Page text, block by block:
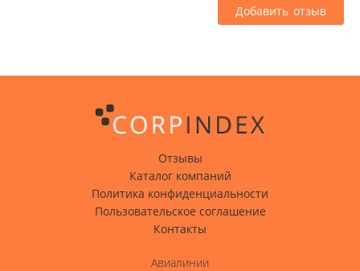
Добавить отзыв
Отзывы
Каталог компаний
Политика конфиденциальности
Пользовательское соглашение
Контакты
Авиалинии